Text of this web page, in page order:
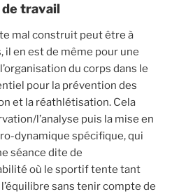
travail
mal construit peut être à
il en est de même pour une
du corps dans le
pour la prévention des
et la réathlétisation. Cela
l’analyse puis la mise en
dynamique spécifique, qui
séance dite de
où le sportif tente tant
sans tenir compte de